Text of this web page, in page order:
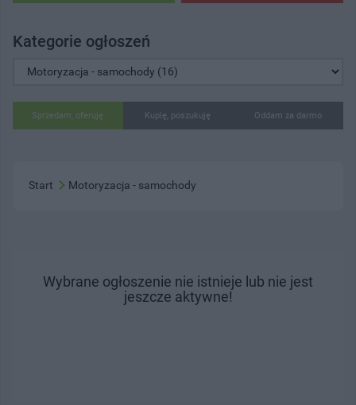
Kategorie ogłoszeń
Sprzedam, oferuję Kupię, poszukuję Oddam za darmo
Start Motoryzacja - samochody
Wybrane ogłoszenie nie istnieje lub nie jest
jeszcze aktywne!